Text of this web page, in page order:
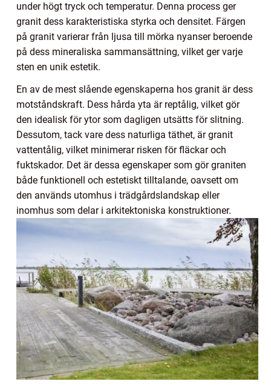
under högt tryck och temperatur. Denna process ger
granit dess karakteristiska styrka och densitet. Färgen
på granit varierar från ljusa till mörka nyanser beroende
på dess mineraliska sammansättning, vilket ger varje
sten en unik estetik.
En av de mest slående egenskaperna hos granit är dess
motståndskraft. Dess hårda yta är reptålig, vilket gör
den idealisk för ytor som dagligen utsätts för slitning.
Dessutom, tack vare dess naturliga täthet, är granit
vattentålig, vilket minimerar risken för fläckar och
fuktskador. Det är dessa egenskaper som gör graniten
både funktionell och estetiskt tilltalande, oavsett om
den används utomhus i trädgårdslandskap eller
inomhus som delar i arkitektoniska konstruktioner.